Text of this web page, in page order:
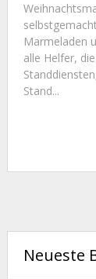
Marmeladen
alle Helfer,
Stand...
Neueste